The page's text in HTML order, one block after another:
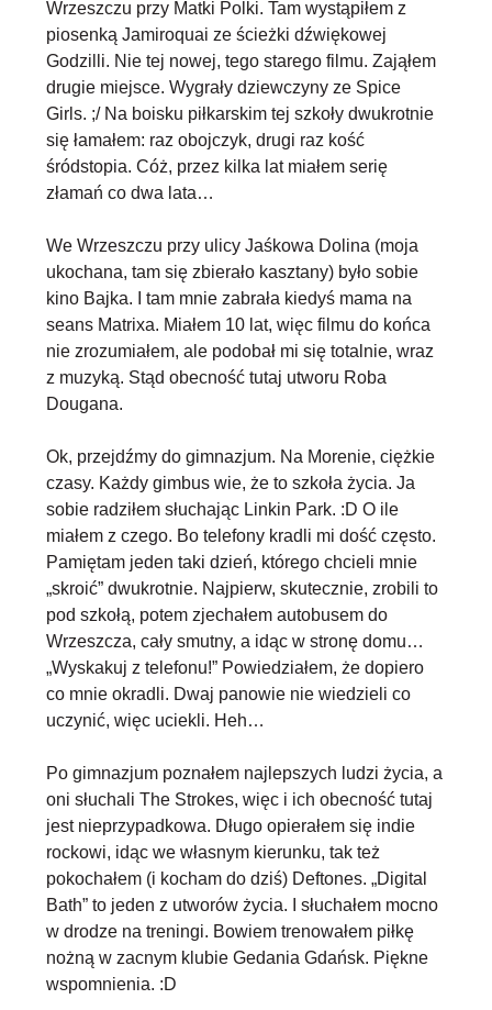
Wrzeszczu przy Matki Polki. Tam wystąpiłem z
piosenką Jamiroquai ze ścieżki dźwiękowej
Godzilli. Nie tej nowej, tego starego filmu. Zająłem
drugie miejsce. Wygrały dziewczyny ze Spice
Girls. ;/ Na boisku piłkarskim tej szkoły dwukrotnie
się łamałem: raz obojczyk, drugi raz kość
śródstopia. Cóż, przez kilka lat miałem serię
złamań co dwa lata…
We Wrzeszczu przy ulicy Jaśkowa Dolina (moja
ukochana, tam się zbierało kasztany) było sobie
kino Bajka. I tam mnie zabrała kiedyś mama na
seans Matrixa. Miałem 10 lat, więc filmu do końca
nie zrozumiałem, ale podobał mi się totalnie, wraz
z muzyką. Stąd obecność tutaj utworu Roba
Dougana.
Ok, przejdźmy do gimnazjum. Na Morenie, ciężkie
czasy. Każdy gimbus wie, że to szkoła życia. Ja
sobie radziłem słuchając Linkin Park. :D O ile
miałem z czego. Bo telefony kradli mi dość często.
Pamiętam jeden taki dzień, którego chcieli mnie
„skroić” dwukrotnie. Najpierw, skutecznie, zrobili to
pod szkołą, potem zjechałem autobusem do
Wrzeszcza, cały smutny, a idąc w stronę domu…
„Wyskakuj z telefonu!” Powiedziałem, że dopiero
co mnie okradli. Dwaj panowie nie wiedzieli co
uczynić, więc uciekli. Heh…
Po gimnazjum poznałem najlepszych ludzi życia, a
oni słuchali The Strokes, więc i ich obecność tutaj
jest nieprzypadkowa. Długo opierałem się indie
rockowi, idąc we własnym kierunku, tak też
pokochałem (i kocham do dziś) Deftones. „Digital
Bath” to jeden z utworów życia. I słuchałem mocno
w drodze na treningi. Bowiem trenowałem piłkę
nożną w zacnym klubie Gedania Gdańsk. Piękne
wspomnienia. :D